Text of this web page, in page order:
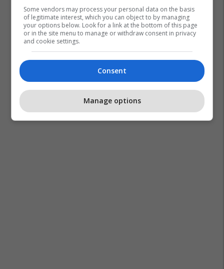
Some vendors may process your personal data on the basis
of legitimate interest, which you can object to by managing
your options below. Look for a link at the bottom of this page
or in the site menu to manage or withdraw consent in privacy
and cookie settings.
Consent
Manage options